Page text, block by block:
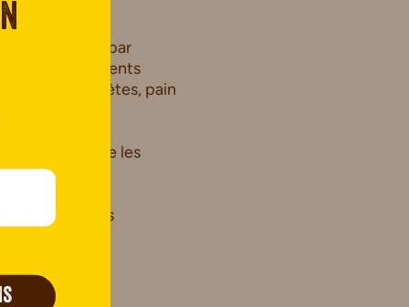
procéder par
les féculents
semi-complètes, pain
plutôt que les
par de petites